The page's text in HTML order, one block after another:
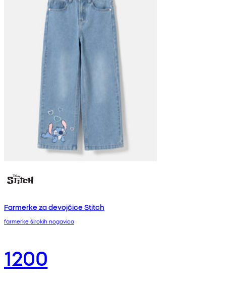
Farmerke za devojčice Stitch
farmerke širokih nogavica
1200